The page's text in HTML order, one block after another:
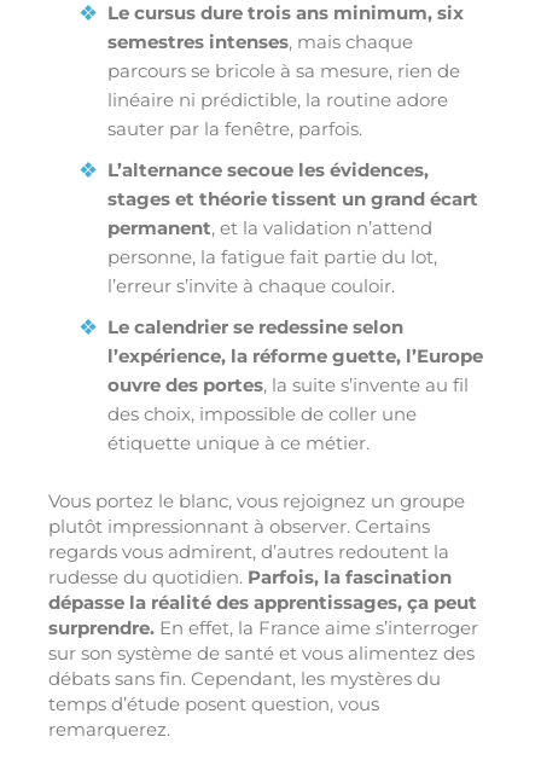
Le cursus dure trois ans minimum, six
semestres intenses, mais chaque
parcours se bricole à sa mesure, rien de
linéaire ni prédictible, la routine adore
sauter par la fenêtre, parfois.
L’alternance secoue les évidences,
stages et théorie tissent un grand écart
permanent, et la validation n’attend
personne, la fatigue fait partie du lot,
l’erreur s’invite à chaque couloir.
Le calendrier se redessine selon
l’expérience, la réforme guette, l’Europe
ouvre des portes, la suite s’invente au fil
des choix, impossible de coller une
étiquette unique à ce métier.
Vous portez le blanc, vous rejoignez un groupe
plutôt impressionnant à observer. Certains
regards vous admirent, d’autres redoutent la
rudesse du quotidien. Parfois, la fascination
dépasse la réalité des apprentissages, ça peut
surprendre. En effet, la France aime s’interroger
sur son système de santé et vous alimentez des
débats sans fin. Cependant, les mystères du
temps d’étude posent question, vous
remarquerez.